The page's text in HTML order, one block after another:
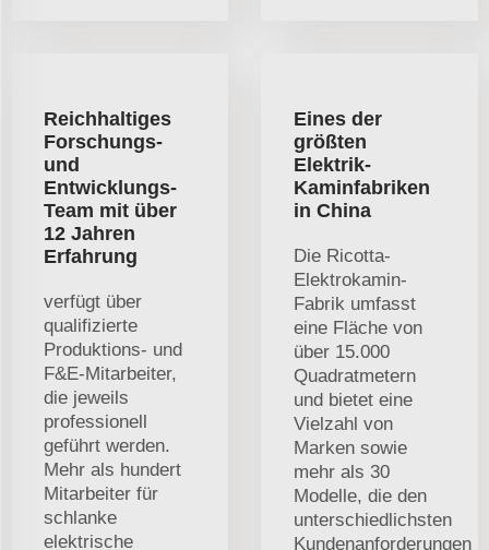
Reichhaltiges
Forschungs-
und
Entwicklungs-
Team mit über
12 Jahren
Erfahrung
verfügt über
qualifizierte
Produktions- und
F&E-Mitarbeiter,
die jeweils
professionell
geführt werden.
Mehr als hundert
Mitarbeiter für
schlanke
elektrische
Eines der
größten
Elektrik-
Kaminfabriken
in China
Die Ricotta-
Elektrokamin-
Fabrik umfasst
eine Fläche von
über 15.000
Quadratmetern
und bietet eine
Vielzahl von
Marken sowie
mehr als 30
Modelle, die den
unterschiedlichsten
Kundenanforderungen